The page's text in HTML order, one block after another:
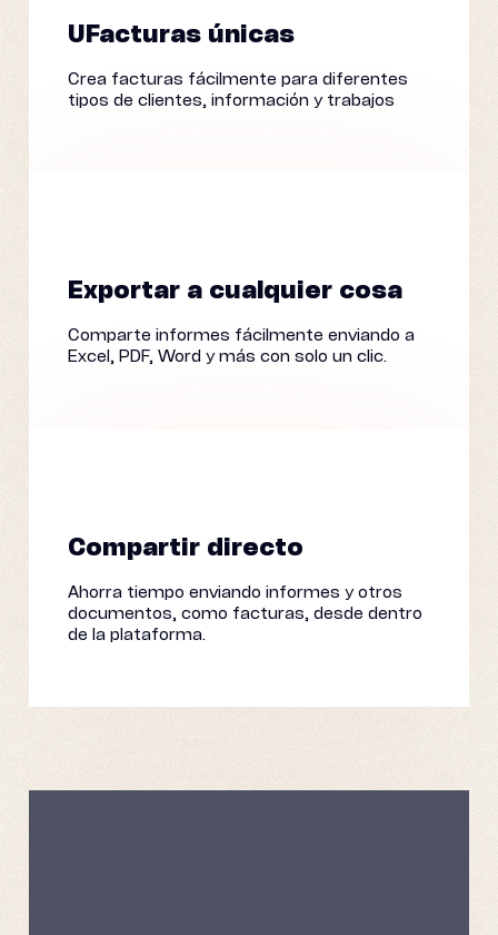
U Facturas únicas
Crea facturas fácilmente para diferentes
tipos de clientes, información y trabajos
Exportar a cualquier cosa
Comparte informes fácilmente enviando a
Excel, PDF, Word y más con solo un clic.
Compartir directo
Ahorra tiempo enviando informes y otros
documentos, como facturas, desde dentro
de la plataforma.